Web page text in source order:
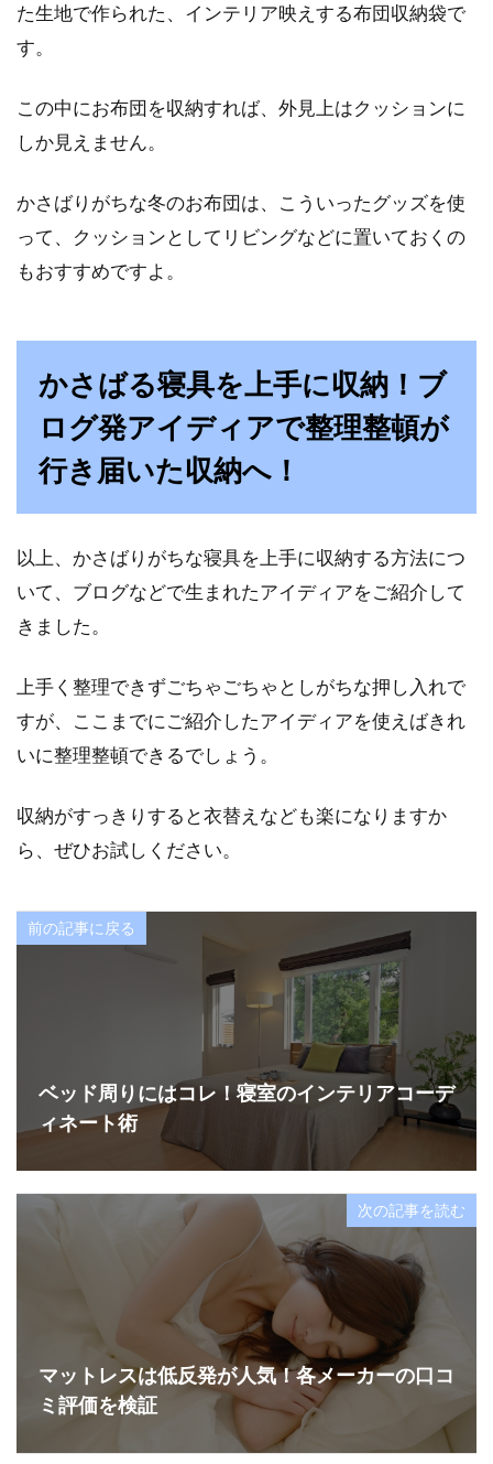
た生地で作られた、インテリア映えする布団収納袋で
す。
この中にお布団を収納すれば、外見上はクッションに
しか見えません。
かさばりがちな冬のお布団は、こういったグッズを使
って、クッションとしてリビングなどに置いておくの
もおすすめですよ。
かさばる寝具を上手に収納！ブ
ログ発アイディアで整理整頓が
行き届いた収納へ！
以上、かさばりがちな寝具を上手に収納する方法につ
いて、ブログなどで生まれたアイディアをご紹介して
きました。
上手く整理できずごちゃごちゃとしがちな押し入れで
すが、ここまでにご紹介したアイディアを使えばきれ
いに整理整頓できるでしょう。
収納がすっきりすると衣替えなども楽になりますか
ら、ぜひお試しください。
前の記事に戻る
ベッド周りにはコレ！寝室のインテリアコーデ
ィネート術
次の記事を読む
マットレスは低反発が人気！各メーカーの口コ
ミ評価を検証